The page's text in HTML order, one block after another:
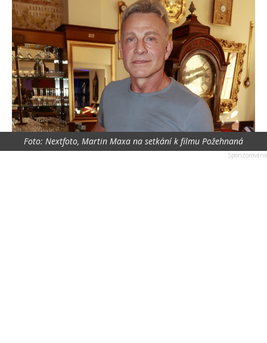
Foto: Nextfoto, Martin Maxa na setkání k filmu Požehnaná